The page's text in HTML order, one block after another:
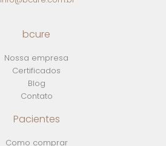
bcure
Nossa empresa
Certificados
Blog
Contato
Pacientes
Como comprar